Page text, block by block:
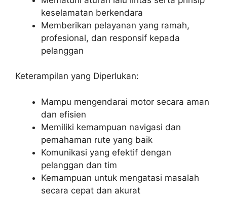
keselamatan berkendara
Memberikan pelayanan yang ramah,
profesional, dan responsif kepada
pelanggan
Keterampilan yang Diperlukan:
Mampu mengendarai motor secara aman
dan efisien
Memiliki kemampuan navigasi dan
pemahaman rute yang baik
Komunikasi yang efektif dengan
pelanggan dan tim
Kemampuan untuk mengatasi masalah
secara cepat dan akurat